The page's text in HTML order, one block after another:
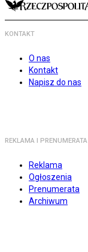
KONTAKT
O nas
Kontakt
Napisz do nas
REKLAMA I PRENUMERATA
Reklama
Ogłoszenia
Prenumerata
Archiwum